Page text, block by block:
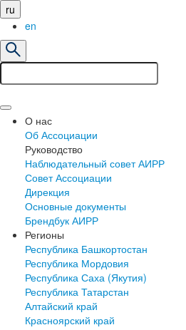
ru
en
О нас
Об Ассоциации
Руководство
Наблюдательный совет АИРР
Совет Ассоциации
Дирекция
Основные документы
Брендбук АИРР
Регионы
Республика Башкортостан
Республика Мордовия
Республика Саха (Якутия)
Республика Татарстан
Алтайский край
Красноярский край